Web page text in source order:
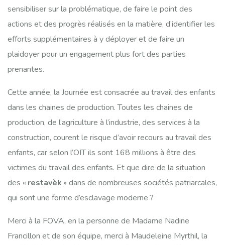
sensibiliser sur la problématique, de faire le point des
actions et des progrès réalisés en la matière, d’identifier les
efforts supplémentaires à y déployer et de faire un
plaidoyer pour un engagement plus fort des parties
prenantes.
Cette année, la Journée est consacrée au travail des enfants
dans les chaines de production. Toutes les chaines de
production, de l’agriculture à l’industrie, des services à la
construction, courent le risque d’avoir recours au travail des
enfants, car selon l’OIT ils sont 168 millions à être des
victimes du travail des enfants. Et que dire de la situation
des « restavèk » dans de nombreuses sociétés patriarcales,
qui sont une forme d’esclavage moderne ?
Merci à la FOVA, en la personne de Madame Nadine
Francillon et de son équipe, merci à Maudeleine Myrthil, la